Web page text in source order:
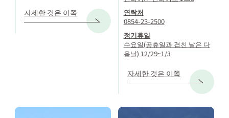
자세한 것은 이쪽
연락처
0854-23-2500
정기휴일
수요일(공휴일과 겹친 날은 다
음날) 12/29~1/3
자세한 것은 이쪽